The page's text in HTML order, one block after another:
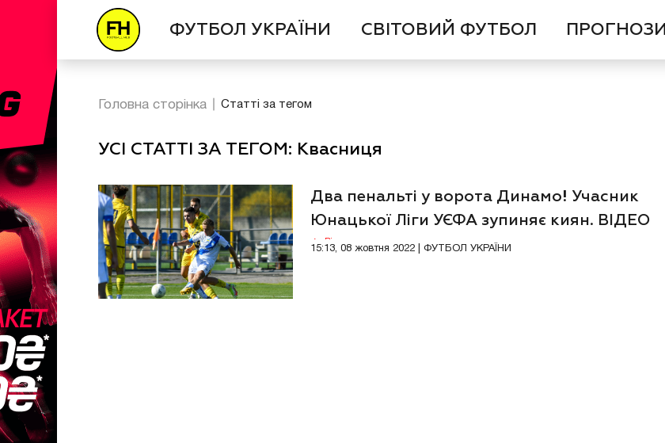
ФУТБОЛ УКРАЇНИ СВІТОВИЙ ФУТБОЛ ПРОГНОЗИ
Головна сторінка Статті за тегом
УСІ СТАТТІ ЗА ТЕГОМ: Квасниця
Два пенальті у ворота Динамо! Учасник
Юнацької Ліги УЄФА зупиняє киян. ВІДЕО
Відео
15:13, 08 жовтня 2022 | ФУТБОЛ УКРАЇНИ